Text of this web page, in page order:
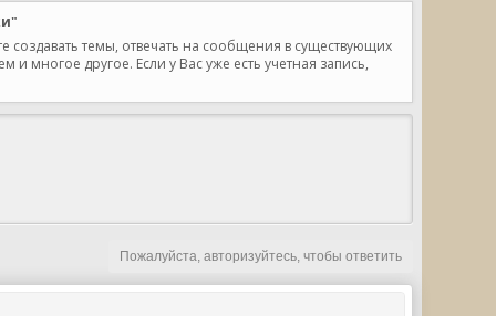
создавать темы, отвечать на сообщения в существующих
многое другое. Если у Вас уже есть учетная запись,
Пожалуйста, авторизуйтесь, чтобы ответить